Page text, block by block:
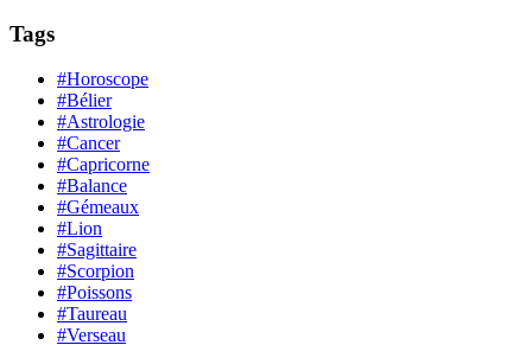
Tags
#Horoscope
#Bélier
#Astrologie
#Cancer
#Capricorne
#Balance
#Gémeaux
#Lion
#Sagittaire
#Scorpion
#Poissons
#Taureau
#Verseau